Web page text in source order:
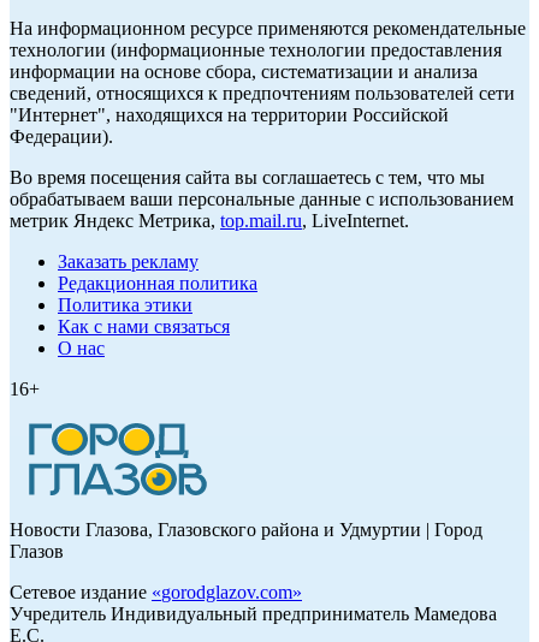
На информационном ресурсе применяются рекомендательные
технологии (информационные технологии предоставления
информации на основе сбора, систематизации и анализа
сведений, относящихся к предпочтениям пользователей сети
"Интернет", находящихся на территории Российской
Федерации).
Во время посещения сайта вы соглашаетесь с тем, что мы
обрабатываем ваши персональные данные с использованием
метрик Яндекс Метрика, top.mail.ru, LiveInternet.
Заказать рекламу
Редакционная политика
Политика этики
Как с нами связаться
О нас
16+
Новости Глазова, Глазовского района и Удмуртии | Город
Глазов
Сетевое издание «gorodglazov.com»
Учредитель Индивидуальный предприниматель Мамедова
Е.С.